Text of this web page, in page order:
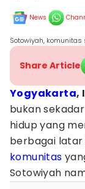
News
Sotowiyah, komunitas
Share Article
Yogyakarta,
bukan
hidup yang
berbagai latar
komunitas
Sotowiyah